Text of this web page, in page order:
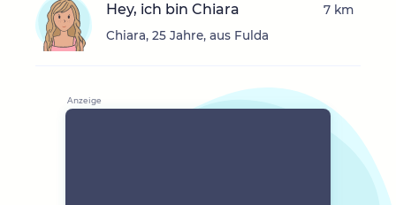
Hey, ich bin Chiara
Chiara, 25 Jahre, aus Fulda
7 km